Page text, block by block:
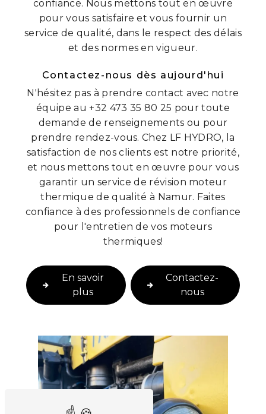
confiance. Nous mettons tout en œuvre
pour vous satisfaire et vous fournir un
service de qualité, dans le respect des délais
et des normes en vigueur.
Contactez-nous dès aujourd'hui
N'hésitez pas à prendre contact avec notre
équipe au +32 473 35 80 25 pour toute
demande de renseignements ou pour
prendre rendez-vous. Chez LF HYDRO, la
satisfaction de nos clients est notre priorité,
et nous mettons tout en œuvre pour vous
garantir un service de révision moteur
thermique de qualité à Namur. Faites
confiance à des professionnels de confiance
pour l'entretien de vos moteurs
thermiques!
En savoir
plus
Contactez-
nous